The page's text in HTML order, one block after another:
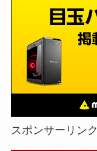
スポンサーリンク